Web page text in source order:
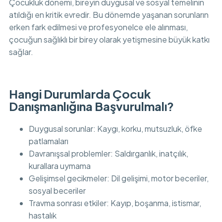
Çocukluk dönemi, bireyin duygusal ve sosyal temelinin
atıldığı en kritik evredir. Bu dönemde yaşanan sorunların
erken fark edilmesi ve profesyonelce ele alınması,
çocuğun sağlıklı bir birey olarak yetişmesine büyük katkı
sağlar.
Hangi Durumlarda Çocuk
Danışmanlığına Başvurulmalı?
Duygusal sorunlar: Kaygı, korku, mutsuzluk, öfke
patlamaları
Davranışsal problemler: Saldırganlık, inatçılık,
kurallara uymama
Gelişimsel gecikmeler: Dil gelişimi, motor beceriler,
sosyal beceriler
Travma sonrası etkiler: Kayıp, boşanma, istismar,
hastalık